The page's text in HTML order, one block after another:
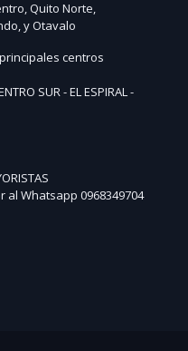
Quito Norte,
y Otavalo
centros
SUR - EL ESPIRAL -
al Whatsapp 0968349704